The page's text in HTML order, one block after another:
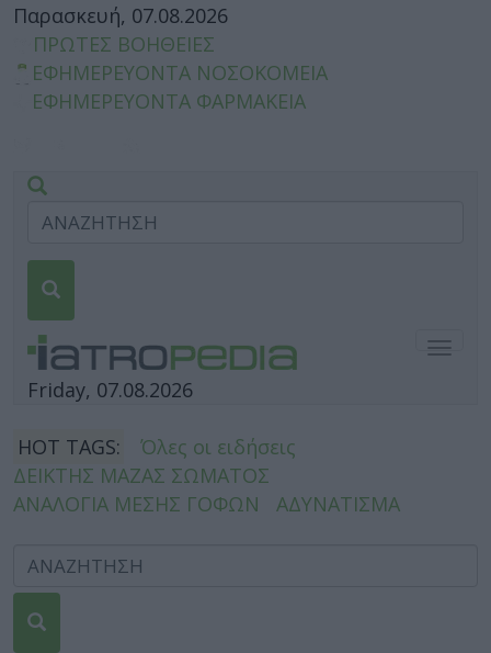
Παρασκευή, 07.08.2026
ΠΡΩΤΕΣ ΒΟΗΘΕΙΕΣ
ΕΦΗΜΕΡΕΥΟΝΤΑ ΝΟΣΟΚΟΜΕΙΑ
ΕΦΗΜΕΡΕΥΟΝΤΑ ΦΑΡΜΑΚΕΙΑ
Friday, 07.08.2026
HOT TAGS:
Όλες οι ειδήσεις
ΔΕΙΚΤΗΣ ΜΑΖΑΣ ΣΩΜΑΤΟΣ
ΑΝΑΛΟΓΙΑ ΜΕΣΗΣ ΓΟΦΩΝ
ΑΔΥΝΑΤΙΣΜΑ